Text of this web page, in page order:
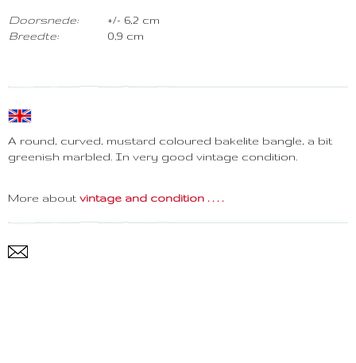
Doorsnede:
Breedte:
+/- 6,2 cm
0,9 cm
A round, curved, mustard coloured bakelite bangle, a bit
greenish marbled. In very good vintage condition.
More about vintage and condition . . . .